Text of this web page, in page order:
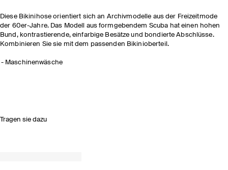
Diese Bikinihose orientiert sich an Archivmodelle aus der Freizeitmode
der 60er-Jahre. Das Modell aus formgebendem Scuba hat einen hohen
Bund, kontrastierende, einfarbige Besätze und bondierte Abschlüsse.
Kombinieren Sie sie mit dem passenden Bikinioberteil.
Maschinenwäsche
Tragen sie dazu